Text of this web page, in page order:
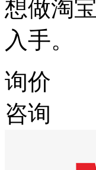
想做淘
入手。
询价
咨询